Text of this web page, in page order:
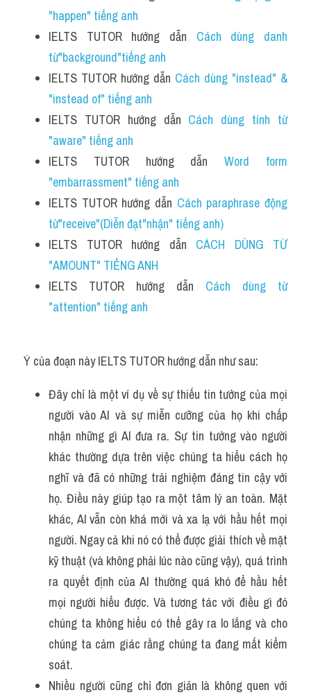
"happen" tiếng anh
IELTS TUTOR hướng dẫn Cách dùng danh
từ"background"tiếng anh
IELTS TUTOR hướng dẫn Cách dùng "instead" &
"instead of" tiếng anh
IELTS TUTOR hướng dẫn Cách dùng tính từ
"aware" tiếng anh
IELTS TUTOR hướng dẫn Word form
"embarrassment" tiếng anh
IELTS TUTOR hướng dẫn Cách paraphrase động
từ"receive"(Diễn đạt"nhận" tiếng anh)
IELTS TUTOR hướng dẫn CÁCH DÙNG TỪ
"AMOUNT" TIẾNG ANH
IELTS TUTOR hướng dẫn Cách dùng từ
"attention" tiếng anh
Ý của đoạn này IELTS TUTOR hướng dẫn như sau:
Đây chỉ là một ví dụ về sự thiếu tin tưởng của mọi
người vào AI và sự miễn cưỡng của họ khi chấp
nhận những gì Al đưa ra. Sự tin tưởng vào người
khác thường dựa trên việc chúng ta hiểu cách họ
nghĩ và đã có những trải nghiệm đáng tin cậy với
họ. Điều này giúp tạo ra một tâm lý an toàn. Mặt
khác, Al vẫn còn khá mới và xa lạ với hầu hết mọi
người. Ngay cả khi nó có thể được giải thích về mặt
kỹ thuật (và không phải lúc nào cũng vậy), quá trình
ra quyết định của AI thường quá khó để hầu hết
mọi người hiểu được. Và tương tác với điều gì đó
chúng ta không hiểu có thể gây ra lo lắng và cho
chúng ta cảm giác rằng chúng ta đang mất kiểm
soát.
Nhiều người cũng chỉ đơn giản là không quen với